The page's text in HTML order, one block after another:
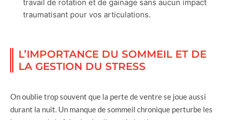
travail de rotation et de gainage sans aucun impact
traumatisant pour vos articulations.
L’IMPORTANCE DU SOMMEIL ET DE
LA GESTION DU STRESS
On oublie trop souvent que la perte de ventre se joue aussi
durant la nuit. Un manque de sommeil chronique perturbe les